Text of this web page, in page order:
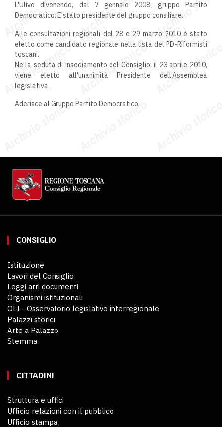
L'Ulivo divenendo, dal 7 gennaio 2008, gruppo Partito
Democratico. E'stato presidente del gruppo consiliare.
Alle consultazioni regionali del 28 e 29 marzo 2010 è stato
eletto come candidato regionale nella lista del PD-Riformisti
toscani.
Nella seduta di insediamento del Consiglio, il 23 aprile 2010,
viene eletto all'unanimità Presidente dell'Assemblea
legislativa.
Aderisce al Gruppo Partito Democratico.
CONSIGLIO
Istituzione
Lavori del Consiglio
Leggi atti documenti
Organismi istituzionali
OLI - Osservatorio legislativo interregionale
Palazzi storici
Arte a Palazzo
Stemma
CITTADINI
Struttura e uffici
Ufficio relazioni con il pubblico
Ufficio stampa